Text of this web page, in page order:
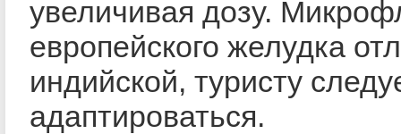
увеличивая дозу.
европейского желудка
индийской, туристу
адаптироваться.